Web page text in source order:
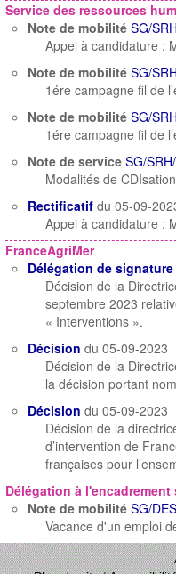
Service des ressources
Note de mobilité SG/
Appel à candidature :
Note de mobilité SG/
1ére campagne fil de
Note de mobilité SG/
1ére campagne fil de
Note de service SG/
Modalités de
Rectificatif du 05-09-
Appel à candidature :
FranceAgriMer
Délégation de signature
Décision de la
septembre 2023
« Interventions ».
Décision du 05-09-2023
Décision de la
la décision portant
Décision du 05-09-2023
Décision de la
d’intervention de
françaises pour
Délégation à l'encadrement
Note de mobilité SG/
Vacance d'un emploi